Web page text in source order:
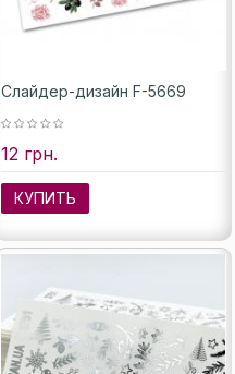
Слайдер-дизайн F-5669
12 грн.
КУПИТЬ